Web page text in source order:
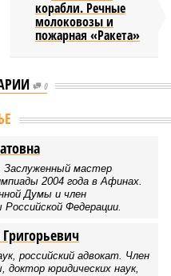
корабли. Речные
молоковозы и
пожарная «Ракета»
0
сотни лет, но этого никогда не
этого никогда не будет
никогда не будет (фото: Deep